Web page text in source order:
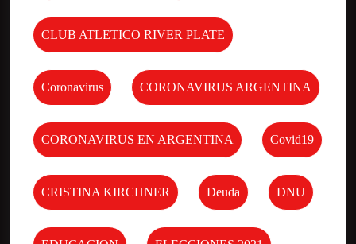
CLUB ATLETICO RIVER PLATE
Coronavirus CORONAVIRUS ARGENTINA
CORONAVIRUS EN ARGENTINA Covid19
CRISTINA KIRCHNER Deuda DNU